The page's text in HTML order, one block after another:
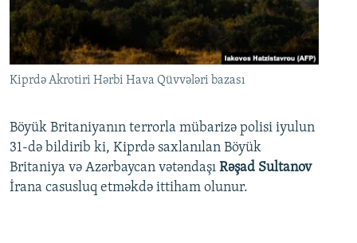
Kiprdə Akrotiri Hərbi Hava Qüvvələri bazası
Böyük Britaniyanın terrorla mübarizə polisi iyulun
31-də bildirib ki, Kiprdə saxlanılan Böyük
Britaniya və Azərbaycan vətəndaşı Rəşad Sultanov
İrana casusluq etməkdə ittiham olunur.